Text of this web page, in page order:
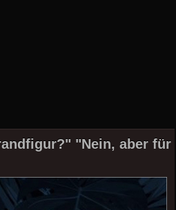
"Nein, aber für